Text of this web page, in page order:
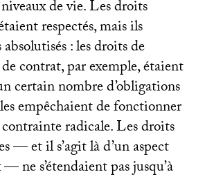
de vie. Les droits
respectés, mais ils
absolutisés : les droits de
contrat, par exemple, étaient
certain nombre d’obligations
empêchaient de fonctionner
radicale. Les droits
— et il s’agit là d’un aspect
ne s’étendaient pas jusqu’à